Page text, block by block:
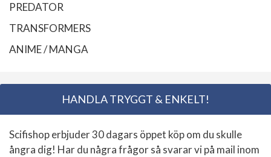
PREDATOR
TRANSFORMERS
ANIME / MANGA
HANDLA TRYGGT & ENKELT!
Scifishop erbjuder 30 dagars öppet köp om du skulle
ångra dig! Har du några frågor så svarar vi på mail inom